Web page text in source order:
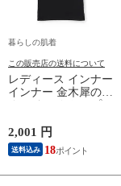
暮らしの肌着
この販売店の送料について
レディース インナー
インナー 金木犀のめ
っとり 保湿 ストレ
ッチ ボタニカル タ
ンクトップ 秋冬 お
2,001 円
送料込み 18